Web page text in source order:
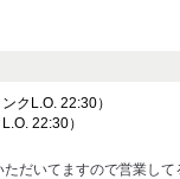
クL.O. 22:30）
22:30）
だいてますので営業して